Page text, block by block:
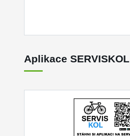
Aplikace SERVISKOL